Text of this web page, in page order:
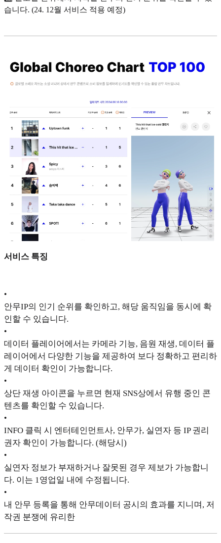
습니다. (24. 12월 서비스 적용 예정)
서비스 특징
•
안무IP의 인기 순위를 확인하고, 해당 움직임을 동시에 확
인할 수 있습니다.
•
데이터 플레이어에서는 카메라 기능, 음원 재생, 데이터 플
레이어에서 다양한 기능을 제공하여 보다 정확하고 편리하
게 데이터 확인이 가능합니다.
•
상단 재생 아이콘을 누르면 현재 SNS상에서 유행 중인 콘
텐츠를 확인할 수 있습니다.
•
INFO 클릭 시 엔터테인먼트사, 안무가, 실연자 등 IP 권리
권자 확인이 가능합니다. (해당시)
•
실연자 정보가 부재하거나 잘못된 경우 제보가 가능합니
다. 이는 1영업일 내에 수정됩니다.
•
내 안무 등록을 통해 안무데이터 공시의 효과를 지니며, 저
작권 분쟁에 유리한